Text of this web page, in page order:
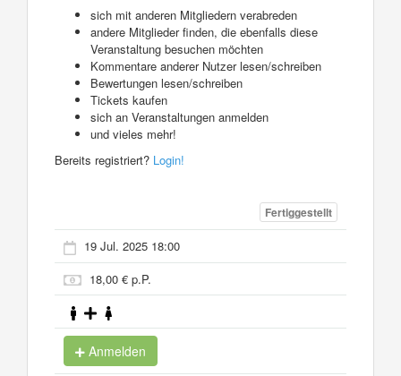
sich mit anderen Mitgliedern verabreden
andere Mitglieder finden, die ebenfalls diese
Veranstaltung besuchen möchten
Kommentare anderer Nutzer lesen/schreiben
Bewertungen lesen/schreiben
Tickets kaufen
sich an Veranstaltungen anmelden
und vieles mehr!
Bereits registriert? Login!
Fertiggestellt
19 Jul. 2025 18:00
18,00 € p.P.
Anmelden